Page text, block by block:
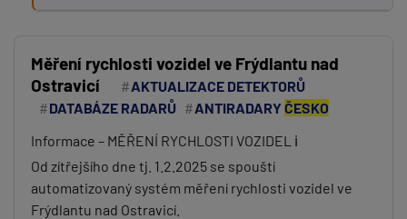
Měření rychlosti vozidel ve Frýdlantu nad
Ostravicí
AKTUALIZACE DETEKTORŮ
DATABÁZE RADARŮ
ANTIRADARYČESKO
Informace – MĚŘENÍ RYCHLOSTI VOZIDEL ℹ️
Od zítřejšího dne tj. 1.2.2025 se spouští
automatizovaný systém měření rychlosti vozidel ve
Frýdlantu nad Ostravicí.